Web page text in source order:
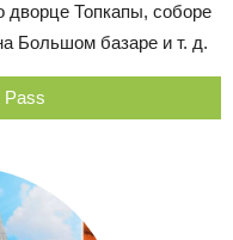
дворце Топкапы, соборе
Большом базаре и т. д.
Pass